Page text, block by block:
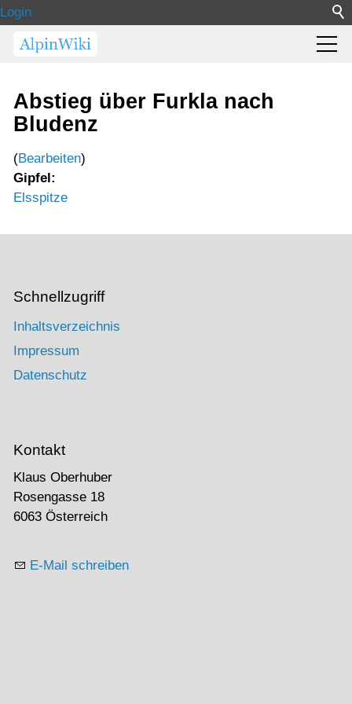
Login
Abstieg über Furkla nach
Bludenz
(Bearbeiten)
Gipfel:
Elsspitze
Schnellzugriff
Inhaltsverzeichnis
Impressum
Datenschutz
Kontakt
Klaus Oberhuber
Rosengasse 18
6063 Österreich
E-Mail schreiben